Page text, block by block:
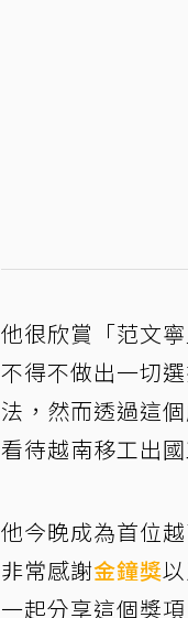
他很欣賞「范文
不得不做出一切
法，然而透過這
看待越南移工出
他今晚成為首位
非常感謝金鐘獎
一起分享這個獎